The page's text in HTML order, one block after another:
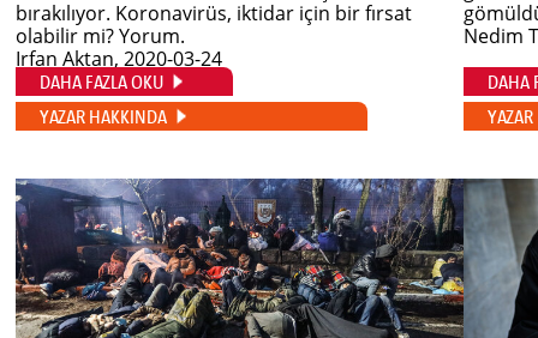
bırakılıyor. Koronavirüs, iktidar için bir fırsat
olabilir mi? Yorum.
Irfan Aktan, 2020-03-24
DAHA FAZLA OKU
YAZAR HAKKINDA
Nedim
DAHA